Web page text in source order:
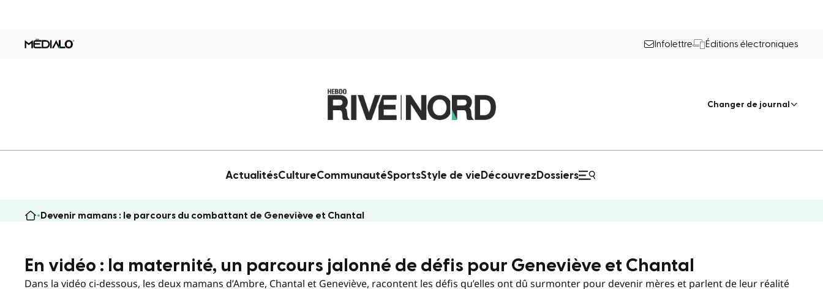
Infolettre Éditions électroniques
Changer de journal
ActualitésCultureCommunautéSportsStyle de vie Découvrez Dossiers
Devenir mamans : le parcours du combattant de Geneviève et Chantal
En vidéo : la maternité, un parcours jalonné de défis pour Geneviève et Chantal
Dans la vidéo ci-dessous, les deux mamans d’Ambre, Chantal et Geneviève, racontent les défis qu’elles ont dû surmonter pour devenir mères et parlent de leur réalité